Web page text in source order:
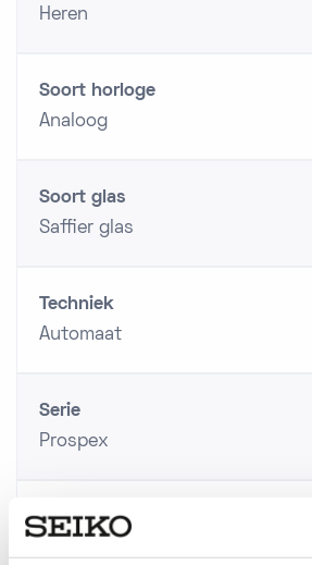
Heren
Soort horloge
Analoog
Soort glas
Saffier glas
Techniek
Automaat
Serie
Prospex
Gewicht horloge